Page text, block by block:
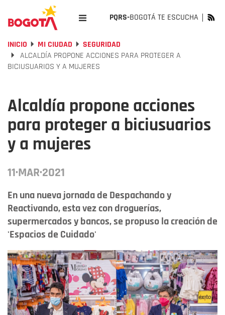
PQRS-BOGOTÁ TE ESCUCHA
INICIO MI CIUDAD
SEGURIDAD
ALCALDÍA PROPONE ACCIONES PARA PROTEGER A
BICIUSUARIOS Y A MUJERES
Alcaldía propone acciones
para proteger a biciusuarios
y a mujeres
11·MAR·2021
En una nueva jornada de Despachando y
Reactivando, esta vez con droguerías,
supermercados y bancos, se propuso la creación de
'Espacios de Cuidado'